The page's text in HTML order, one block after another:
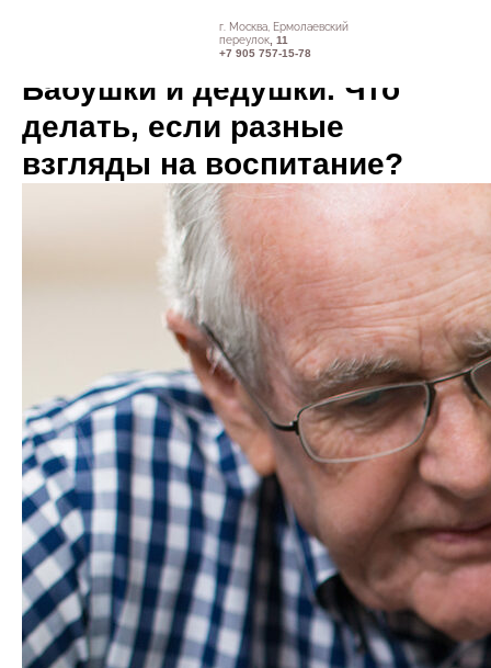
г. Москва, Ермолаевский
переулок , 11
+7 905 757-15-78
Бабушки и дедушки. Что
делать, если разные
взгляды на воспитание?